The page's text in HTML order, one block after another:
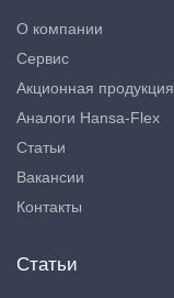
О компании
Сервис
Акционная продукция
Аналоги Hansa-Flex
Статьи
Вакансии
Контакты
Статьи